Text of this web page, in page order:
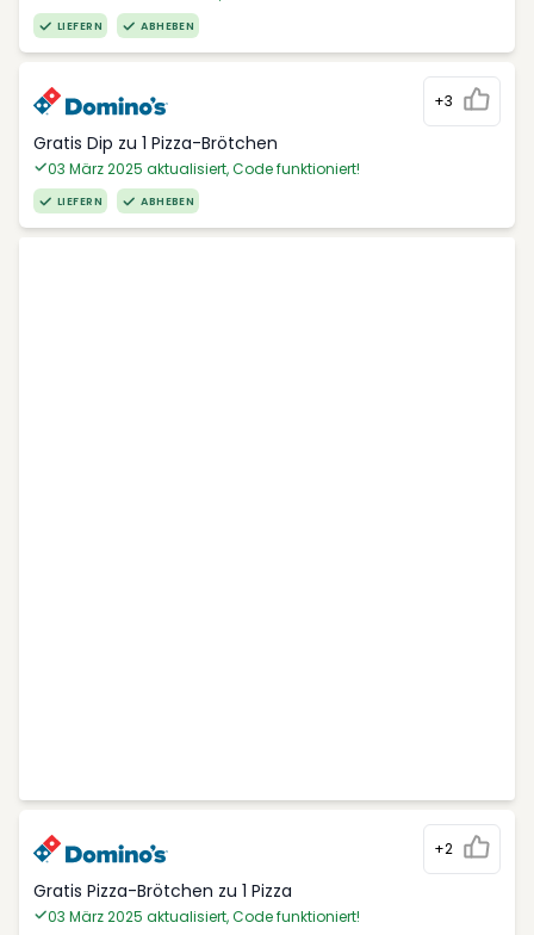
LIEFERN ABHEBEN
+3
Gratis Dip zu 1 Pizza-Brötchen
03 März 2025 aktualisiert, Code funktioniert!
LIEFERN ABHEBEN
+2
Gratis Pizza-Brötchen zu 1 Pizza
03 März 2025 aktualisiert, Code funktioniert!